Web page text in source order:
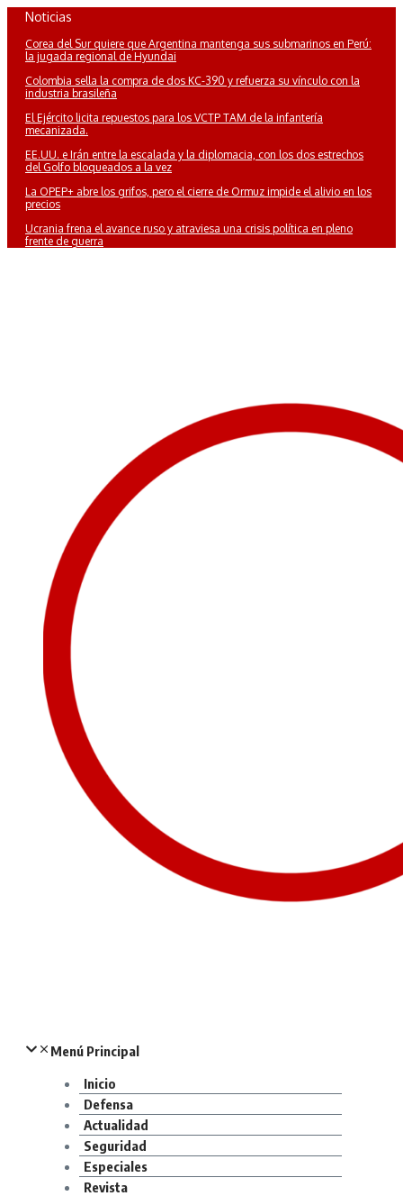
Saltar
contenido
Noticias
Corea del Sur quiere que Argentina mantenga sus submarinos en Perú:
la jugada regional de Hyundai
Colombia sella la compra de dos KC-390 y refuerza su vínculo con la
industria brasileña
El Ejército licita repuestos para los VCTP TAM de la infantería
mecanizada.
EE.UU. e Irán entre la escalada y la diplomacia, con los dos estrechos
del Golfo bloqueados a la vez
La OPEP+ abre los grifos, pero el cierre de Ormuz impide el alivio en los
precios
Ucrania frena el avance ruso y atraviesa una crisis política en pleno
frente de guerra
Menú Principal
Inicio
Defensa
Actualidad
Seguridad
Especiales
Revista